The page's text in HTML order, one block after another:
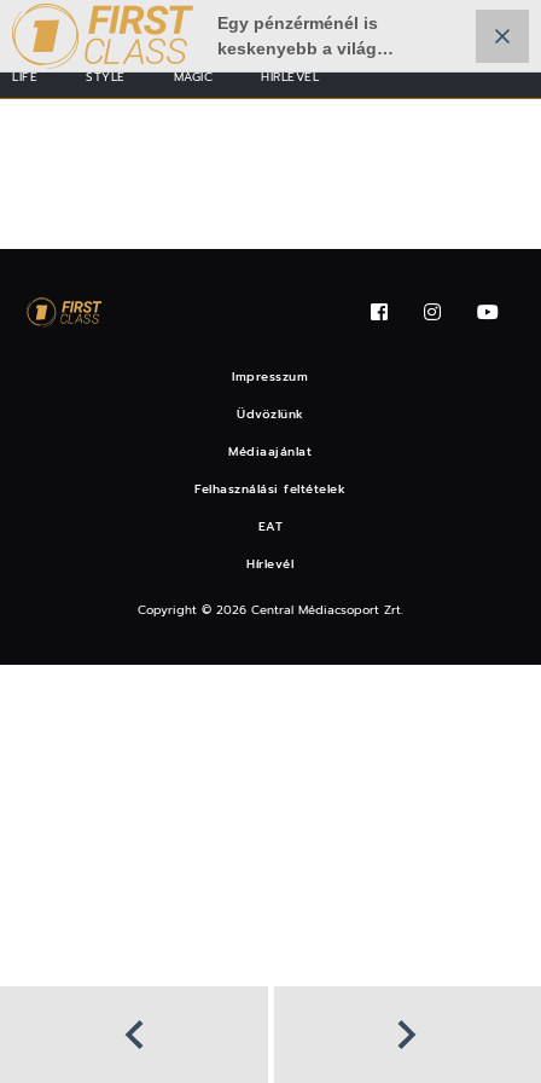
LIFE STYLE MAGIC HÍRLEVÉL
Egy pénzérménél is
keskenyebb a világ
legvékonyabb karórája
Impresszum
Üdvözlünk
Médiaajánlat
Felhasználási feltételek
EAT
Hírlevél
Copyright © 2026 Central Médiacsoport Zrt.